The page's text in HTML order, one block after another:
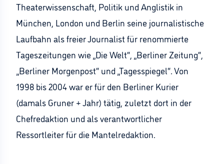
Theaterwissenschaft, Politik und Anglistik in
München, London und Berlin seine journalistische
Laufbahn als freier Journalist für renommierte
Tageszeitungen wie „Die Welt“, „Berliner Zeitung“,
„Berliner Morgenpost“ und „Tagesspiegel“. Von
1998 bis 2004 war er für den Berliner Kurier
(damals Gruner + Jahr) tätig, zuletzt dort in der
Chefredaktion und als verantwortlicher
Ressortleiter für die Mantelredaktion.